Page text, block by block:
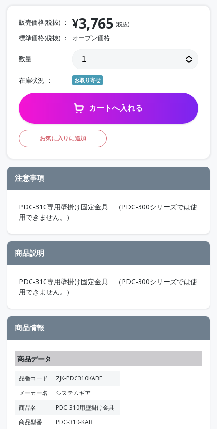
販売価格(税抜) ¥3,765 (税抜)
標準価格(税抜) オープン価格
数量
在庫状況 お取り寄せ
カートへ入れる
お気に入りに追加
注意事項
PDC-310専用壁掛け固定金具 （PDC-300シリーズでは使
用できません。）
商品説明
PDC-310専用壁掛け固定金具 （PDC-300シリーズでは使
用できません。）
商品情報
商品データ
品番コード
ZJK-PDC310KABE
メーカー名
システムギア
商品名
PDC-310用壁掛け金具
商品型番
PDC-310-KABE